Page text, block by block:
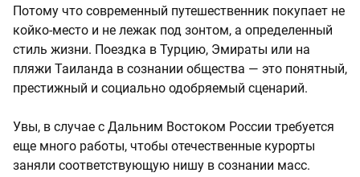
Потому что современный путешественник покупает не
койко-место и не лежак под зонтом, а определенный
стиль жизни. Поездка в Турцию, Эмираты или на
пляжи Таиланда в сознании общества — это понятный,
престижный и социально одобряемый сценарий.
Увы, в случае с Дальним Востоком России требуется
еще много работы, чтобы отечественные курорты
заняли соответствующую нишу в сознании масс.